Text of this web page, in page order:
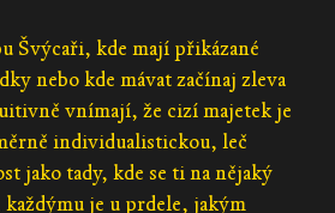
Švýcaři, kde mají přikázané
nebo kde mávat začínaj zleva
vnímají, že cizí majetek je
individualistickou, leč
jako tady, kde se ti na nějaký
je u prdele, jakým